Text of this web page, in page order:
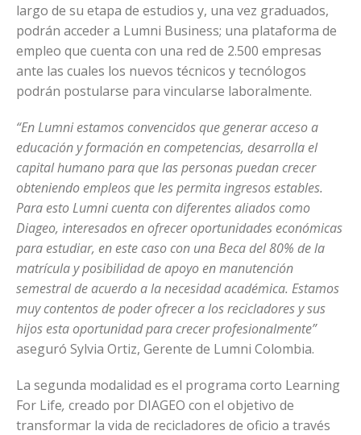
largo de su etapa de estudios y, una vez graduados,
podrán acceder a Lumni Business; una plataforma de
empleo que cuenta con una red de 2.500 empresas
ante las cuales los nuevos técnicos y tecnólogos
podrán postularse para vincularse laboralmente.
“En Lumni estamos convencidos que generar acceso a
educación y formación en competencias, desarrolla el
capital humano para que las personas puedan crecer
obteniendo empleos que les permita ingresos estables.
Para esto Lumni cuenta con diferentes aliados como
Diageo, interesados en ofrecer oportunidades económicas
para estudiar, en este caso con una Beca del 80% de la
matrícula y posibilidad de apoyo en manutención
semestral de acuerdo a la necesidad académica. Estamos
muy contentos de poder ofrecer a los recicladores y sus
hijos esta oportunidad para crecer profesionalmente”
aseguró Sylvia Ortiz, Gerente de Lumni Colombia.
La segunda modalidad es el programa corto Learning
For Life, creado por DIAGEO con el objetivo de
transformar la vida de recicladores de oficio a través